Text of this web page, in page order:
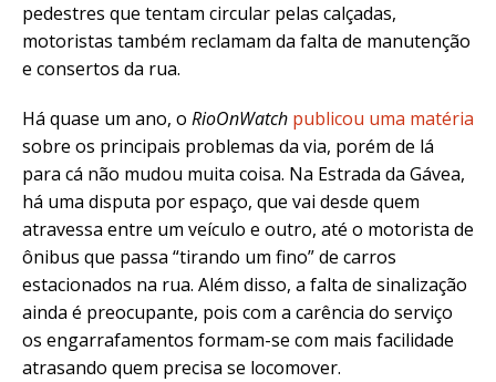
pedestres que tentam circular pelas calçadas,
motoristas também reclamam da falta de manutenção
e consertos da rua.
Há quase um ano, o RioOnWatch publicou uma matéria
sobre os principais problemas da via, porém de lá
para cá não mudou muita coisa. Na Estrada da Gávea,
há uma disputa por espaço, que vai desde quem
atravessa entre um veículo e outro, até o motorista de
ônibus que passa “tirando um fino” de carros
estacionados na rua. Além disso, a falta de sinalização
ainda é preocupante, pois com a carência do serviço
os engarrafamentos formam-se com mais facilidade
atrasando quem precisa se locomover.